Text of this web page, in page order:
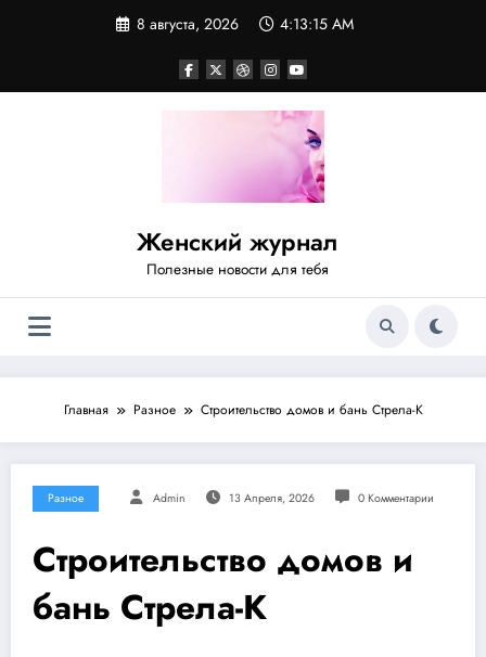
8 августа, 2026 4:13:16 AM
Женский журнал
Полезные новости для тебя
Главная Разное Строительство домов и бань Стрела-К
Разное Admin 13 Апреля, 2026 0 Комментарии
Строительство домов и
бань Стрела-К